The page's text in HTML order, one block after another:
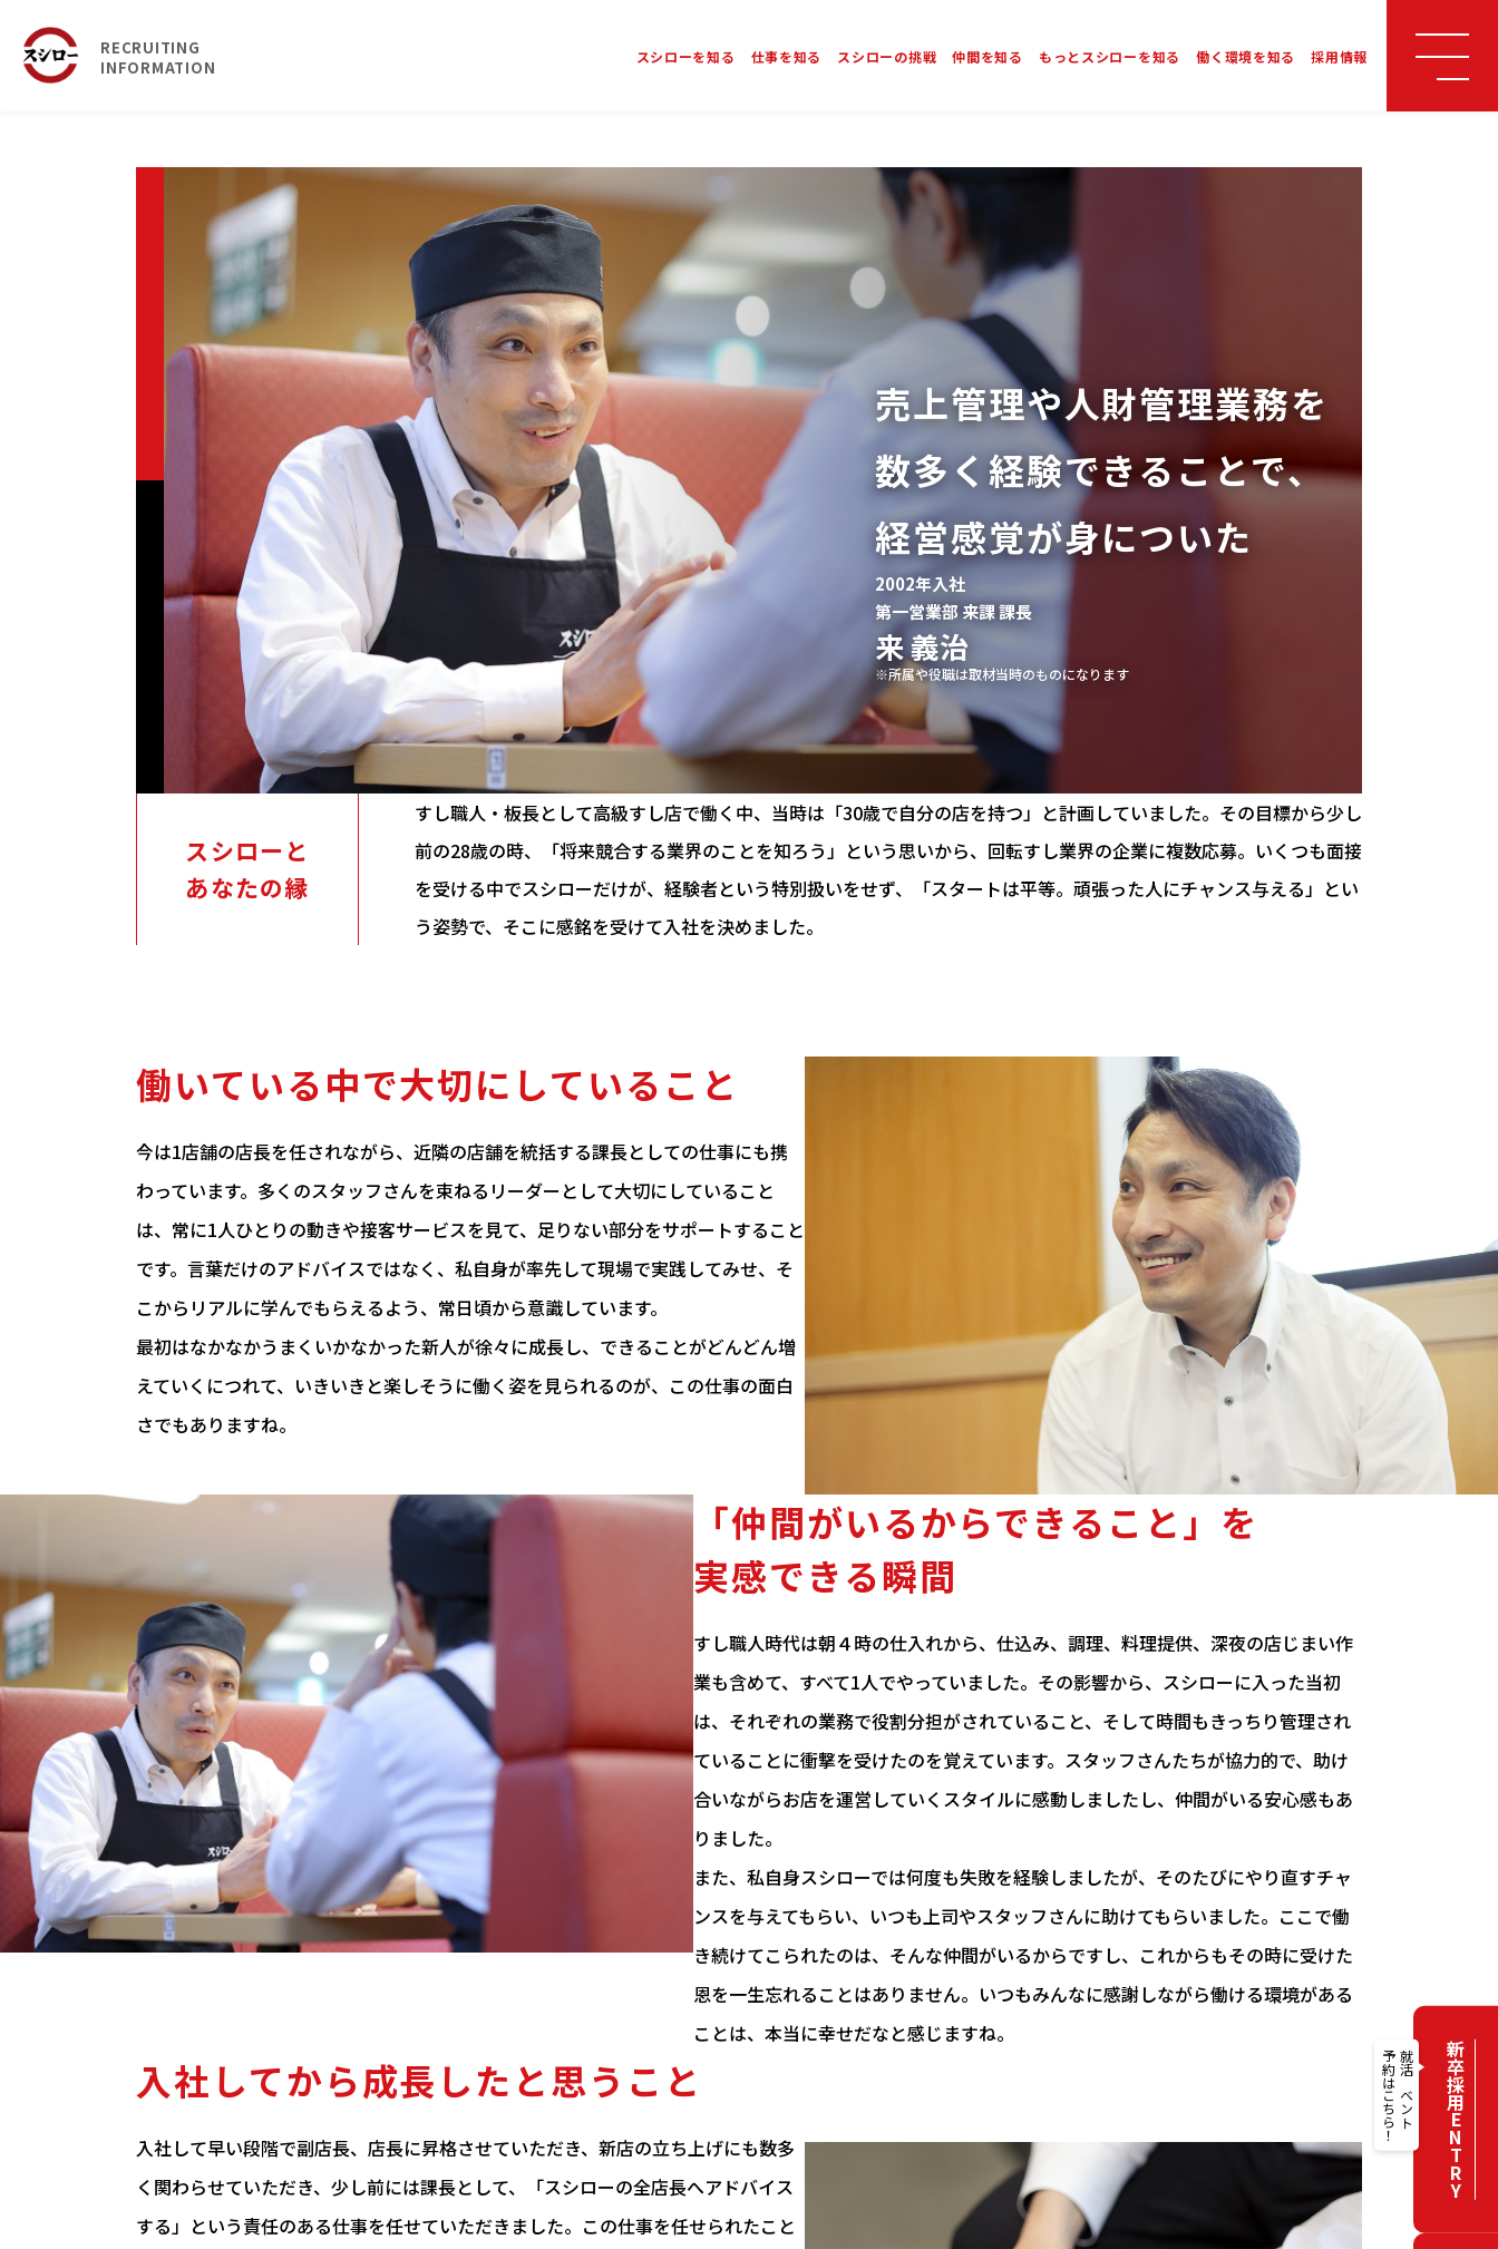
RECRUITING
INFORMATION
スシローを知る 仕事を知る スシローの挑戦 仲間を知る もっとスシローを知る 働く環境を知る 採用情報
売上管理や人財管理業務を
数多く経験できることで、
経営感覚が身についた
2002年入社
第一営業部 来課 課長
来 義治
※所属や役職は取材当時のものになります
スシローと
あなたの縁
すし職人・板長として高級すし店で働く中、当時は「30歳で自分の店を持つ」と計画していました。その目標から少し
前の28歳の時、「将来競合する業界のことを知ろう」という思いから、回転すし業界の企業に複数応募。いくつも面接
を受ける中でスシローだけが、経験者という特別扱いをせず、「スタートは平等。頑張った人にチャンス与える」とい
う姿勢で、そこに感銘を受けて入社を決めました。
働いている中で大切にしていること
今は1店舗の店長を任されながら、近隣の店舗を統括する課長としての仕事にも携
わっています。多くのスタッフさんを束ねるリーダーとして大切にしていること
は、常に1人ひとりの動きや接客サービスを見て、足りない部分をサポートすること
です。言葉だけのアドバイスではなく、私自身が率先して現場で実践してみせ、そ
こからリアルに学んでもらえるよう、常日頃から意識しています。
最初はなかなかうまくいかなかった新人が徐々に成長し、できることがどんどん増
えていくにつれて、いきいきと楽しそうに働く姿を見られるのが、この仕事の面白
さでもありますね。
「仲間がいるからできること」を
実感できる瞬間
すし職人時代は朝４時の仕入れから、仕込み、調理、料理提供、深夜の店じまい作
業も含めて、すべて1人でやっていました。その影響から、スシローに入った当初
は、それぞれの業務で役割分担がされていること、そして時間もきっちり管理され
ていることに衝撃を受けたのを覚えています。スタッフさんたちが協力的で、助け
合いながらお店を運営していくスタイルに感動しましたし、仲間がいる安心感もあ
りました。
また、私自身スシローでは何度も失敗を経験しましたが、そのたびにやり直すチャ
ンスを与えてもらい、いつも上司やスタッフさんに助けてもらいました。ここで働
き続けてこられたのは、そんな仲間がいるからですし、これからもその時に受けた
恩を一生忘れることはありません。いつもみんなに感謝しながら働ける環境がある
ことは、本当に幸せだなと感じますね。
入社してから成長したと思うこと
入社して早い段階で副店長、店長に昇格させていただき、新店の立ち上げにも数多
く関わらせていただき、少し前には課長として、「スシローの全店長へアドバイス
する」という責任のある仕事を任せていただきました。この仕事を任せられたこと
新卒採用ENTRY
就活イベント
予約はこちら！